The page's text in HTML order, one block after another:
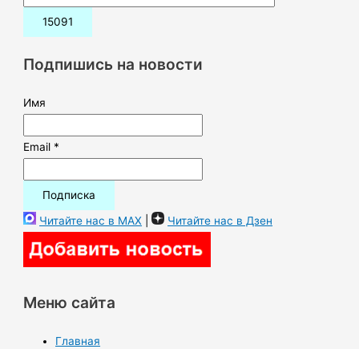
и
:Подпишись на новости
Имя
Email *
Читайте нас в MAX | Читайте нас в Дзен
Меню сайта
Главная